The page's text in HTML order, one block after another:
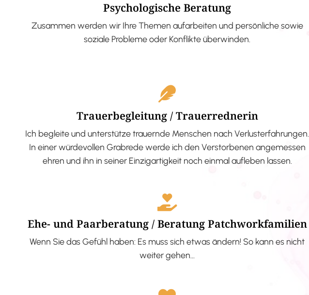
Psychologische Beratung
Zusammen werden wir Ihre Themen aufarbeiten und persönliche sowie
soziale Probleme oder Konflikte überwinden.
Trauerbegleitung / Trauerrednerin
Ich begleite und unterstütze trauernde Menschen nach Verlusterfahrungen.
In einer würdevollen Grabrede werde ich den Verstorbenen angemessen
ehren und ihn in seiner Einzigartigkeit noch einmal aufleben lassen.
Ehe- und Paarberatung / Beratung Patchworkfamilien
Wenn Sie das Gefühl haben: Es muss sich etwas ändern! So kann es nicht
weiter gehen…